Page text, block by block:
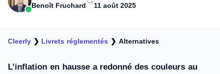
Benoît Fruchard
11 août 2025
Cleerly ❯ Livrets réglementés ❯ Alternatives
L’inflation en hausse a redonné des couleurs au